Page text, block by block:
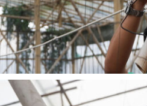
READ MORE
Encomotion, Cisarua Lembang